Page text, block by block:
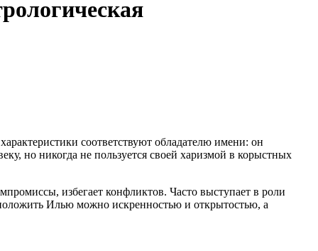
соответствуют обладателю имени: он
но никогда не пользуется своей харизмой в корыстных
избегает конфликтов. Часто выступает в роли
Илью можно искренностью и открытостью, а